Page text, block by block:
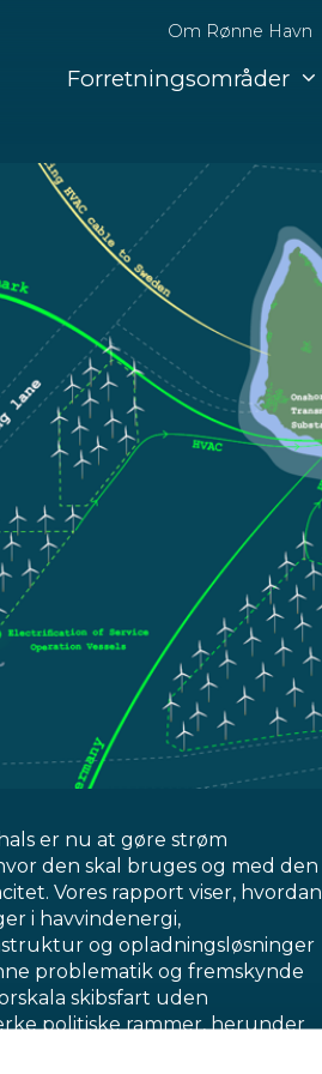
Om Rønne Havn
Forretningsområder
er nu at gøre strøm
den skal bruges og med den
Vores rapport viser, hvordan
i havvindenergi,
og opladningsløsninger
problematik og fremskynde
skibsfart uden
politiske rammer, herunder